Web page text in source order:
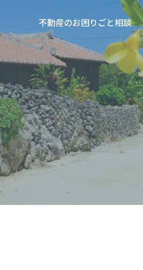
不動産のお困りごと相談